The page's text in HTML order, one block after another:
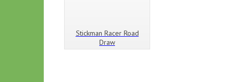
Stickman Racer Road
Draw